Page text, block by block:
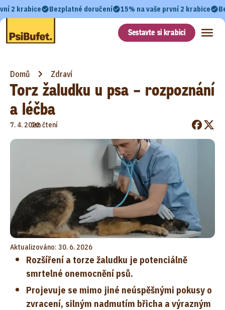
2 krabice Bezplatné doručení 15% na vaše první 2 krabice
Sestavte si krabici
Domů Zdraví
Torz žaludku u psa – rozpoznání
a léčba
7. 4. 2022
•
1m čtení
Aktualizováno: 30. 6. 2026
Rozšíření a torze žaludku je potenciálně
smrtelné onemocnění psů.
Projevuje se mimo jiné neúspěšnými pokusy o
zvracení, silným nadmutím břicha a výrazným